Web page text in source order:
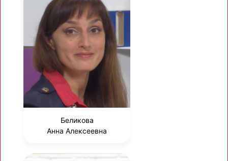
Беликова
Анна Алексеевна